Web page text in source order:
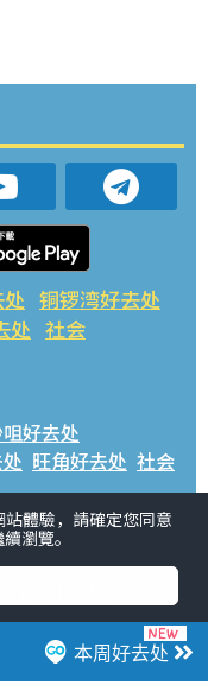
本周好去处
铜锣湾好去处
处 社会
好去处
旺角好去处 社会
社群热话
心 #著数
體驗，請確定您同意
瀏覽。